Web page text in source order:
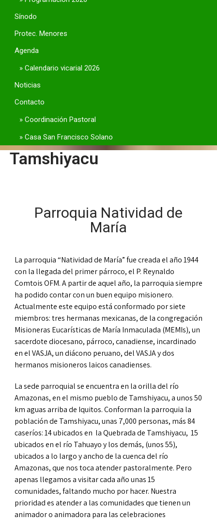
Sínodo
Protec. Menores
Agenda
Calendario vicarial 2026
Noticias
Contacto
Coordinación Pastoral
Casa San Francisco Solano
Tamshiyacu
Parroquia Natividad de
María
La parroquia “Natividad de María” fue creada el año 1944
con la llegada del primer párroco, el P. Reynaldo
Comtois OFM. A partir de aquel año, la parroquia siempre
ha podido contar con un buen equipo misionero.
Actualmente este equipo está conformado por siete
miembros: tres hermanas mexicanas, de la congregación
Misioneras Eucarísticas de María Inmaculada (MEMIs), un
sacerdote diocesano, párroco, canadiense, incardinado
en el VASJA, un diácono peruano, del VASJA y dos
hermanos misioneros laicos canadienses.
La sede parroquial se encuentra en la orilla del río
Amazonas, en el mismo pueblo de Tamshiyacu, a unos 50
km aguas arriba de Iquitos. Conforman la parroquia la
población de Tamshiyacu, unas 7,000 personas, más 84
caseríos: 14 ubicados en la Quebrada de Tamshiyacu, 15
ubicados en el río Tahuayo y los demás, (unos 55),
ubicados a lo largo y ancho de la cuenca del río
Amazonas, que nos toca atender pastoralmente. Pero
apenas llegamos a visitar cada año unas 15
comunidades, faltando mucho por hacer. Nuestra
prioridad es atender a las comunidades que tienen un
animador o animadora para las celebraciones